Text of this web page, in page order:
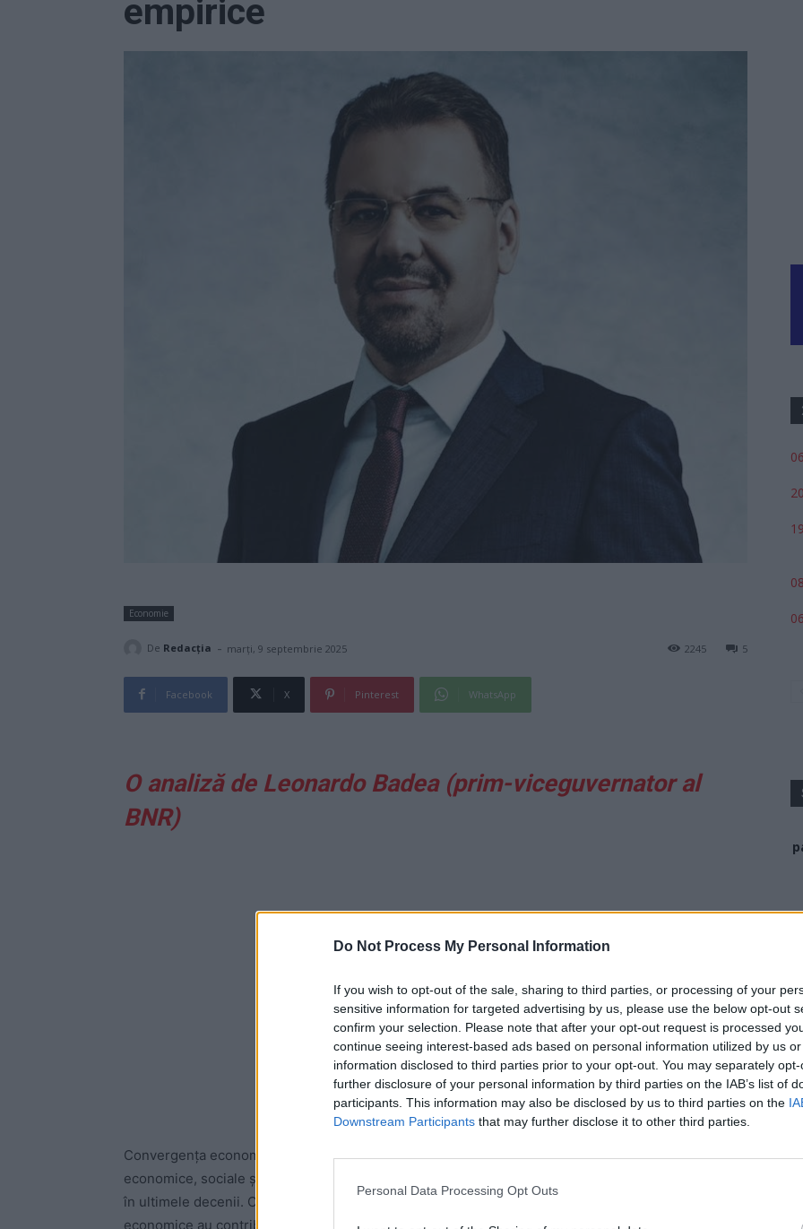
Do Not Process My Personal Information
If you wish to opt-out of the sale, sharing to third parties, or processing of your
sensitive information for targeted advertising by us, please use the below opt-out
confirm your selection. Please note that after your opt-out request is processed
continue seeing interest-based ads based on personal information utilized by us
information disclosed to third parties prior to your opt-out. You may separately
further disclosure of your personal information by third parties on the IAB’s list of
participants. This information may also be disclosed by us to third parties on the
Downstream Participants that may further disclose it to other third parties.
Personal Data Processing Opt Outs
empirice
Economie
De Redacţia - marți, 9 septembrie 2025 5
2245
Facebook X Pinterest WhatsApp
O analiză de Leonardo Badea (prim-viceguvernator al
BNR)
ad
Convergența economică a României rămâne, dincolo de dimensiunea celorlalte evoluții
economice, sociale și geopolitice, unul dintre cele mai importante procese de transformare trăite
în ultimele decenii. Creșterea veniturilor, extinderea infrastructurii și consolidarea instituțiilor
economice au contribuit la îmbunătățirea calității vieții și la crearea unor oportunități mai largi.